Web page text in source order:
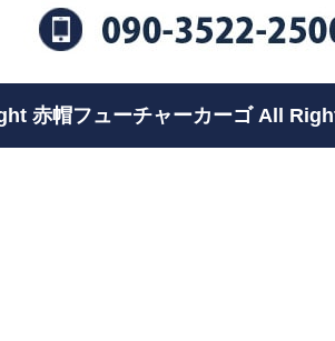
赤帽フューチャーカーゴ All